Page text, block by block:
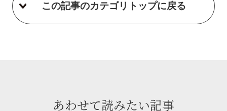
この記事のカテゴリトップに戻る
あわせて読みたい記事